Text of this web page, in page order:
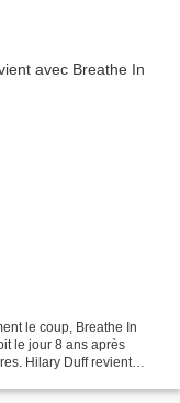
le coup, Breathe In
le jour 8 ans après
Hilary Duff revient